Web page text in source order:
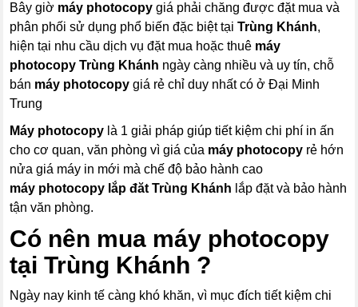
Bây giờ máy photocopy giá phải chăng được đặt mua và
phân phối sử dụng phổ biến đặc biệt tạiTrùng Khánh,
hiện tại nhu cầu dịch vụ đặt mua hoặc thuê máy
photocopy Trùng Khánh ngày càng nhiều và uy tín, chỗ
bán máy photocopygiá rẻ chỉ duy nhất có ở Đại Minh
Trung
Máy photocopy là 1 giải pháp giúp tiết kiệm chi phí in ấn
cho cơ quan, văn phòng vì giá của máy photocopy rẻ hớn
nửa giá máy in mới mà chế độ bảo hành cao
máy photocopy lắp đăt Trùng Khánh lắp đặt và bảo hành
tận văn phòng.
Có nên mua máy photocopy
tại Trùng Khánh ?
Ngày nay kinh tế càng khó khăn, vì mục đích tiết kiệm chi